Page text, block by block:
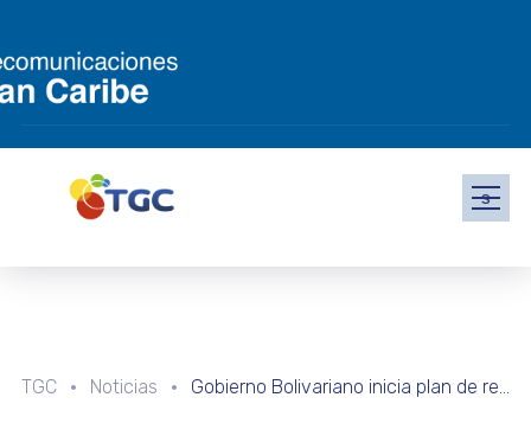
s
TGC Noticias Gobierno Bolivariano inicia plan de recuperación del Liceo “Dr. Carlos Francisco Grisanti” en Sucre